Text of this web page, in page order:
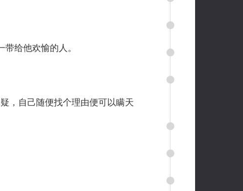
给他欢愉的人。
，自己随便找个理由便可以瞒天